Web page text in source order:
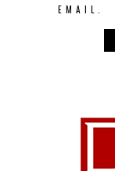
EMAIL.